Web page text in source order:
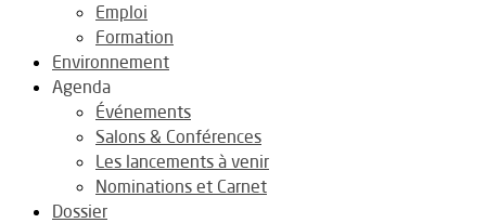
Emploi
Formation
Environnement
Agenda
Événements
Salons & Conférences
Les lancements à venir
Nominations et Carnet
Dossier